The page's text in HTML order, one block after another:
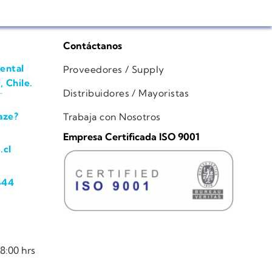
Chile.
hrs
Contáctanos
Proveedores / Supply
Distribuidores / Mayoristas
Trabaja con Nosotros
Empresa Certificada ISO 9001